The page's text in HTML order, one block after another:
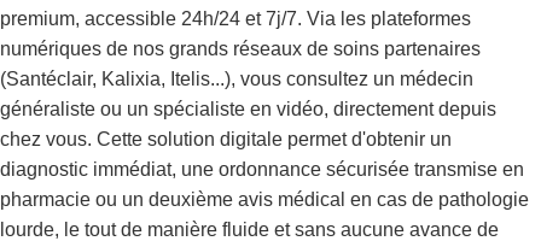
premium, accessible 24h/24 et 7j/7. Via les plateformes
numériques de nos grands réseaux de soins partenaires
(Santéclair, Kalixia, Itelis...), vous consultez un médecin
généraliste ou un spécialiste en vidéo, directement depuis
chez vous. Cette solution digitale permet d'obtenir un
diagnostic immédiat, une ordonnance sécurisée transmise en
pharmacie ou un deuxième avis médical en cas de pathologie
lourde, le tout de manière fluide et sans aucune avance de